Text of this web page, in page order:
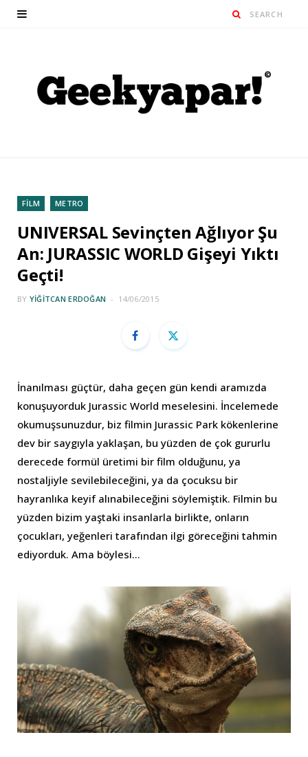
FİLM METRO
UNIVERSAL Sevinçten Ağlıyor Şu
An: JURASSIC WORLD Gişeyi Yıktı
Geçti!
BY YIĞITCAN ERDOĞAN 14/06/2015
İnanılması güçtür, daha geçen gün kendi aramızda
konuşuyorduk Jurassic World meselesini. İncelemede
okumuşsunuzdur, biz filmin Jurassic Park kökenlerine
dev bir saygıyla yaklaşan, bu yüzden de çok gururlu
derecede formül üretimi bir film olduğunu, ya
nostaljiyle sevilebileceğini, ya da çocuksu bir
hayranlıka keyif alınabileceğini söylemiştik. Filmin bu
yüzden bizim yaştaki insanlarla birlikte, onların
çocukları, yeğenleri tarafından ilgi göreceğini tahmin
ediyorduk. Ama böylesi…